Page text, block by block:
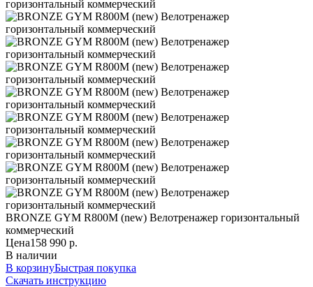
BRONZE GYM R800M (new) Велотренажер горизонтальный
коммерческий
Цена158 990 р.
В наличии
В корзинуБыстрая покупка
Скачать инструкцию